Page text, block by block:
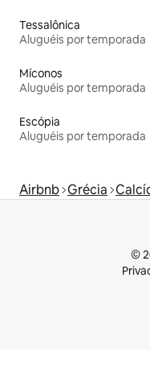
Tessalônica
Aluguéis por temporada
Míconos
Aluguéis por temporada
Escópia
Aluguéis por temporada
Airbnb Grécia
©